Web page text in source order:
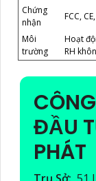
Chứng
nhận
FCC,
Môi
trường
Hoạt
RH
ĐẦU
PHÁT
Trụ Sở: 51